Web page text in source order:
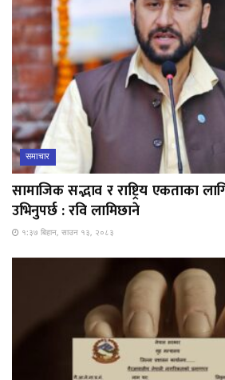
समाचार
सामाजिक सद्भाव र राष्ट्रिय एकताका
उभिनुपर्छ : रवि लामिछाने
१:३७ बिहान, साउन १३, २०८३